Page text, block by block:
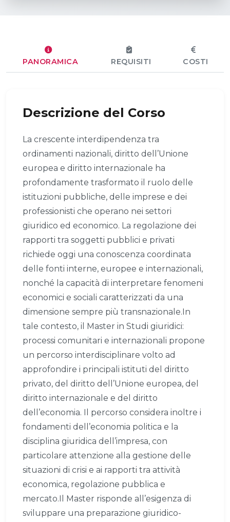
PANORAMICA REQUISITI COSTI
Descrizione del Corso
La crescente interdipendenza tra
ordinamenti nazionali, diritto dell’Unione
europea e diritto internazionale ha
profondamente trasformato il ruolo delle
istituzioni pubbliche, delle imprese e dei
professionisti che operano nei settori
giuridico ed economico. La regolazione dei
rapporti tra soggetti pubblici e privati
richiede oggi una conoscenza coordinata
delle fonti interne, europee e internazionali,
nonché la capacità di interpretare fenomeni
economici e sociali caratterizzati da una
dimensione sempre più transnazionale.In
tale contesto, il Master in Studi giuridici:
processi comunitari e internazionali propone
un percorso interdisciplinare volto ad
approfondire i principali istituti del diritto
privato, del diritto dell’Unione europea, del
diritto internazionale e del diritto
dell’economia. Il percorso considera inoltre i
fondamenti dell’economia politica e la
disciplina giuridica dell’impresa, con
particolare attenzione alla gestione delle
situazioni di crisi e ai rapporti tra attività
economica, regolazione pubblica e
mercato.Il Master risponde all’esigenza di
sviluppare una preparazione giuridico-